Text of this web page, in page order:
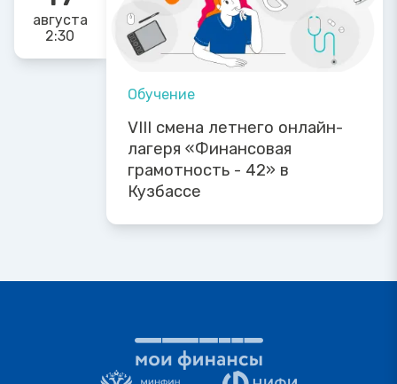
августа
2:30
Обучение
VIII смена летнего онлайн-
лагеря «Финансовая
грамотность - 42» в
Кузбассе